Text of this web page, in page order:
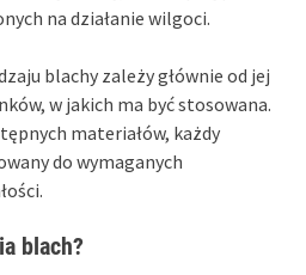
na działanie wilgoci.
blachy zależy głównie od jej
w jakich ma być stosowana.
materiałów, każdy
do wymaganych
blach?